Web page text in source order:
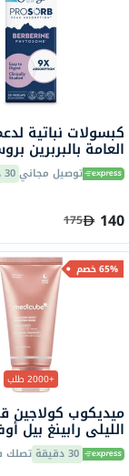
كبسولات نباتية
العامة بالبربرين
سولاراي، 30 كبسولةتوصيل مجاني30 دقيقة
140
175
65% خصم
+2000 طلب
ميديكوب كولاجين
الليلي رابينغ بيل
مل 30 دقيقة تصلك